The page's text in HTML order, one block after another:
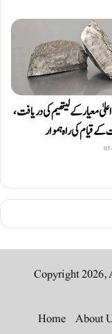
معیار کے لیتھیم کی دریافت،
قیام کی راہ ہموار
About
Home